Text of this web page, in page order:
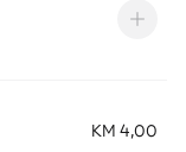
KM 4,00